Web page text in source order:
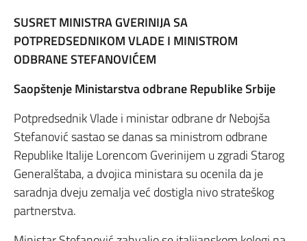
SUSRET MINISTRA GVERINIJA SA
POTPREDSEDNIKOM VLADE I MINISTROM
ODBRANE STEFANOVIĆEM
Saopštenje Ministarstva odbrane Republike Srbije
Potpredsednik Vlade i ministar odbrane dr Nebojša
Stefanović sastao se danas sa ministrom odbrane
Republike Italije Lorencom Gverinijem u zgradi Starog
Generalštaba, a dvojica ministara su ocenila da je
saradnja dveju zemalja već dostigla nivo strateškog
partnerstva.